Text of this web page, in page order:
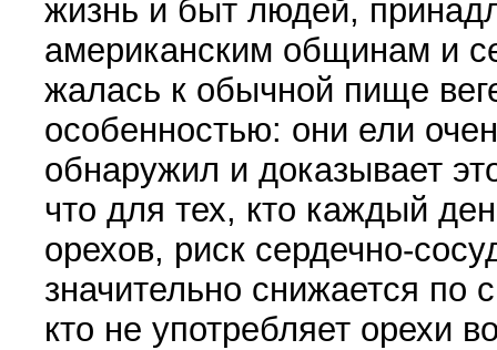
жизнь и быт людей,
американс­ким общинам и
жалась к обычной пище
особенностью: они ели
обнаружил и дока­зывает
что для тех, кто каждый
орехов, риск сердечно-
значительно снижается по
кто не употребляет орехи